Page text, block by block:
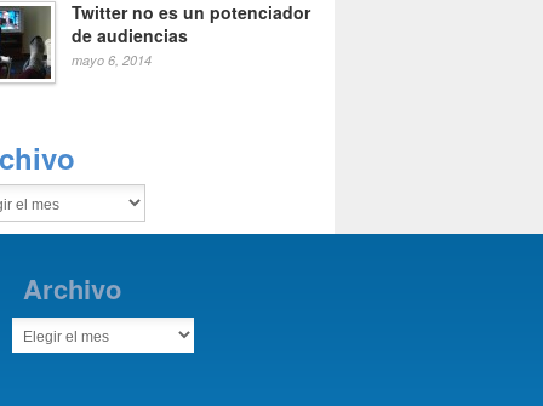
Twitter no es un potenciador
de audiencias
mayo 6, 2014
Archivo